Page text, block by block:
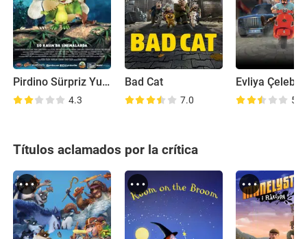
Pirdino Sürpriz Yumurta
4.3
Bad Cat
7.0 5.2
Títulos aclamados por la crítica